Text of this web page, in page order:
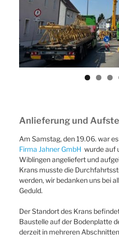
ous
Anlieferung und
Am Samstag, den 19.06. war
Firma Jahner GmbH wurde auf
Wiblingen angeliefert und
Krans musste die
werden, wir bedanken uns bei
Geduld.
Der Standort des Krans
Baustelle auf der Bodenplatte
derzeit in mehreren